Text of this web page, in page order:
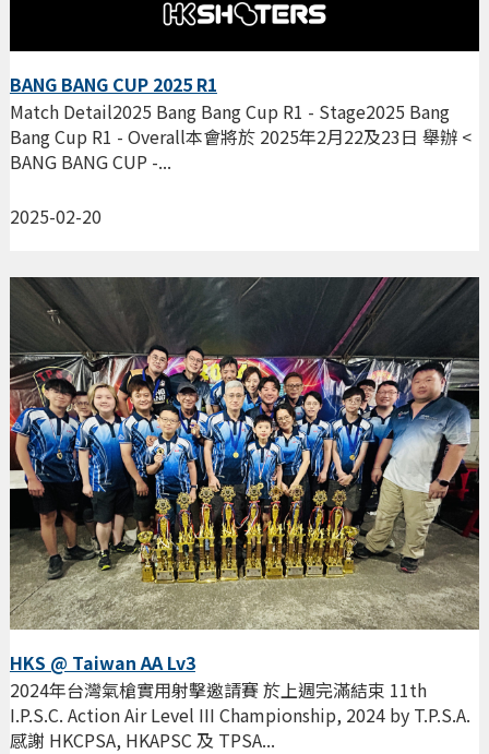
BANG BANG CUP 2025 R1
2025-02-20
Match Detail2025 Bang Bang Cup R1 - Stage2025 Bang
Bang Cup R1 - Overall本會將於 2025年2月22及23日 舉辦 <
BANG BANG CUP -...
HKS @ Taiwan AA Lv3
2024年台灣氣槍實用射擊邀請賽 於上週完滿結束 11th
I.P.S.C. Action Air Level III Championship, 2024 by T.P.S.A.
感謝 HKCPSA, HKAPSC 及 TPSA...